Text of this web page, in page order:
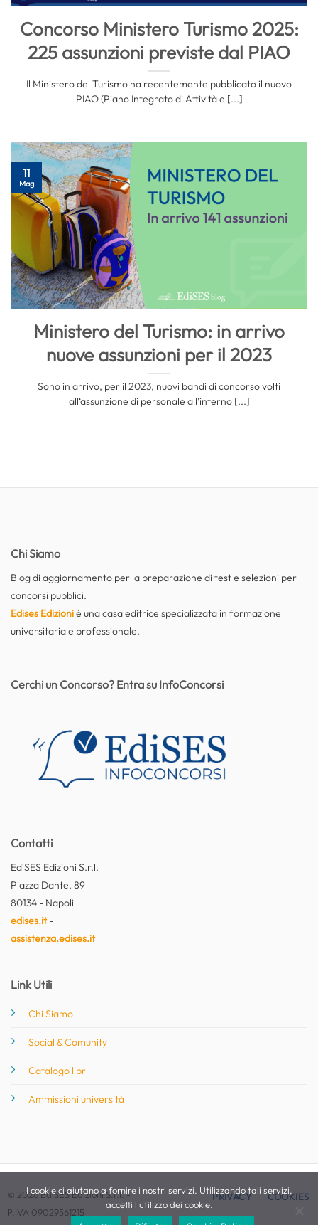
Concorso Ministero Turismo 2025:
225 assunzioni previste dal PIAO
Il Ministero del Turismo ha recentemente pubblicato il nuovo
PIAO (Piano Integrato di Attività e [...]
Ministero del Turismo: in arrivo
nuove assunzioni per il 2023
Sono in arrivo, per il 2023, nuovi bandi di concorso volti
all‘assunzione di personale all’interno [...]
11
Mag
Chi Siamo
Blog di aggiornamento per la preparazione di test e selezioni per
concorsi pubblici.
Edises Edizioniè una casa editrice specializzata in formazione
universitaria e professionale.
Contatti
EdiSES Edizioni S.r.l.
Piazza Dante, 89
80134 - Napoli
edises.it-
assistenza.edises.it
Link Utili
Chi Siamo
Social & Comunity
Catalogo libri
Ammissioni università
Cerchi un Concorso? Entra su InfoConcorsi
© 2026 EdiSES Edizioni S.r.l. -
P.IVA 09029561215
PRIVACY COOKIES
I cookie ci aiutano a fornire i nostri servizi. Utilizzando tali servizi,
accetti l'utilizzo dei cookie.